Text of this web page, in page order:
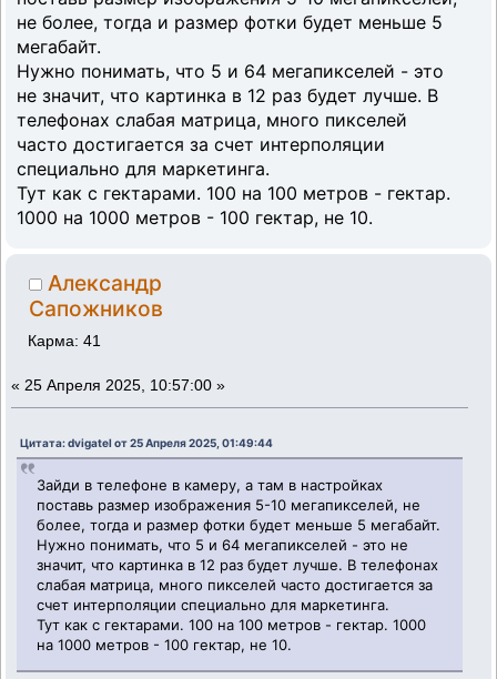
не более, тогда и размер фотки будет меньше 5
мегабайт.
Нужно понимать, что 5 и 64 мегапикселей - это
не значит, что картинка в 12 раз будет лучше. В
телефонах слабая матрица, много пикселей
часто достигается за счет интерполяции
специально для маркетинга.
Тут как с гектарами. 100 на 100 метров - гектар.
1000 на 1000 метров - 100 гектар, не 10.
Александр
Сапожников
Карма: 41
« 25 Апреля 2025, 10:57:00 »
Цитата: dvigatel от 25 Апреля 2025, 01:49:44
Зайди в телефоне в камеру, а там в настройках
поставь размер изображения 5-10 мегапикселей, не
более, тогда и размер фотки будет меньше 5 мегабайт.
Нужно понимать, что 5 и 64 мегапикселей - это не
значит, что картинка в 12 раз будет лучше. В телефонах
слабая матрица, много пикселей часто достигается за
счет интерполяции специально для маркетинга.
Тут как с гектарами. 100 на 100 метров - гектар. 1000
на 1000 метров - 100 гектар, не 10.